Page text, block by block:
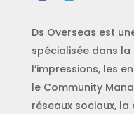
Ds Overseas est
spécialisée dans
l’impressions, les
le Community
réseaux sociaux,